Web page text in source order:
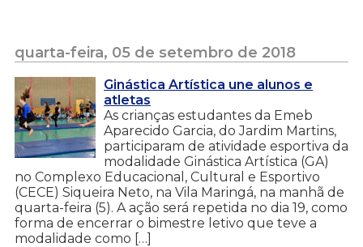
quarta-feira, 05 de setembro de 2018
Ginástica Artística une alunos e
atletas
As crianças estudantes da Emeb
Aparecido Garcia, do Jardim Martins,
participaram de atividade esportiva da
modalidade Ginástica Artística (GA)
no Complexo Educacional, Cultural e Esportivo
(CECE) Siqueira Neto, na Vila Maringá, na manhã de
quarta-feira (5). A ação será repetida no dia 19, como
forma de encerrar o bimestre letivo que teve a
modalidade como […]